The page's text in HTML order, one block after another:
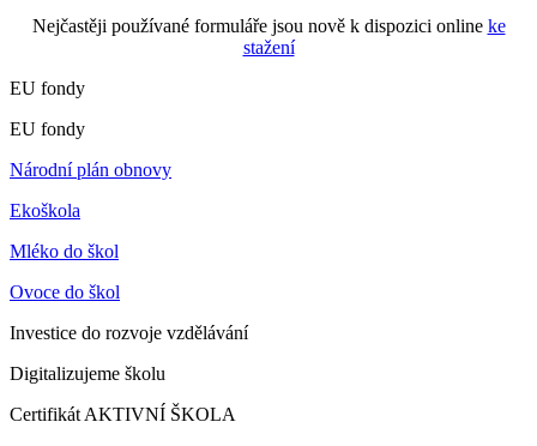
Nejčastěji používané formuláře jsou nově k dispozici online ke
stažení
EU fondy
EU fondy
Národní plán obnovy
Ekoškola
Mléko do škol
Ovoce do škol
Investice do rozvoje vzdělávání
Digitalizujeme školu
Certifikát AKTIVNÍ ŠKOLA